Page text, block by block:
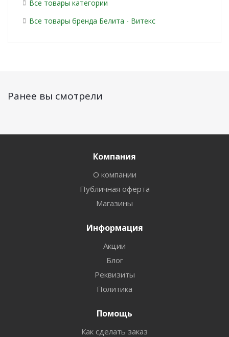
Все товары категории
Все товары бренда Белита - Витекс
Ранее вы смотрели
Компания
О компании
Публичная оферта
Магазины
Информация
Акции
Блог
Реквизиты
Политика
Помощь
Как сделать заказ